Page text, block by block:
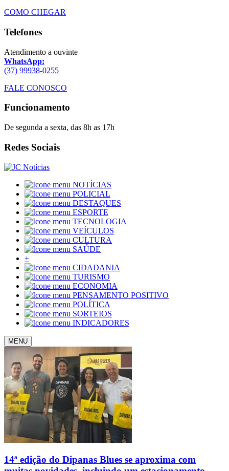
COMO CHEGAR
Telefones
Atendimento a ouvinte
WhatsApp:
(37) 99938-0255
FALE CONOSCO
Funcionamento
De segunda a sexta, das 8h as 17h
Redes Sociais
NOTÍCIAS
POLICIAL
DESTAQUES
ESPORTE
TECNOLOGIA
VEÍCULOS
CULTURA
SAÚDE
+
CIDADANIA
TURISMO
ECONOMIA
PENSAMENTO POSITIVO
POLÍTICA
SORTEIOS
INDICADORES
MENU
14ª edição do Dipanas Blues se aproxima com